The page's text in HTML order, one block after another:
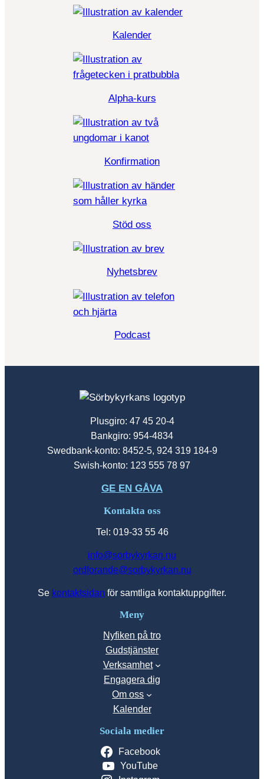
Kalender
Alpha-kurs
Konfirmation
Stöd oss
Nyhetsbrev
Podcast
Plusgiro: 47 45 20-4
Bankgiro: 954-4834
Swedbank-konto: 8452-5, 924 319 184-9
Swish-konto: 123 555 78 97
GE EN GÅVA
Kontakta oss
Tel: 019-33 55 46
info@sorbykyrkan.nu
ordforande@sorbykyrkan.nu
Se kontaktsidan för samtliga kontaktuppgifter.
Meny
Nyfiken på tro
Gudstjänster
Verksamhet
Engagera dig
Om oss
Kalender
Sociala medier
Facebook
YouTube